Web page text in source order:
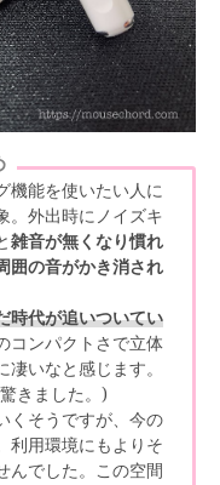
機能を使いたい人に
。外出時にノイズキ
雑音が無くなり慣れ
囲の音がかき消され
時代が追いついてい
コンパクトさで立体
いなと感じます。
きました。)
くそうですが、今の
利用環境にもよりそ
んでした。この空間